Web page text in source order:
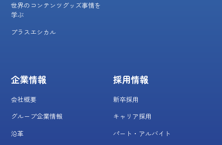
世界のコンテンツグッズ事情を
学ぶ
プラスエシカル
企業情報
会社概要
グループ企業情報
沿革
採用情報
新卒採用
キャリア採用
パート・アルバイト